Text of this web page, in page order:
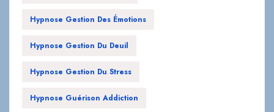
Hypnose Gestion Des Émotions
Hypnose Gestion Du Deuil
Hypnose Gestion Du Stress
Hypnose Guérison Addiction